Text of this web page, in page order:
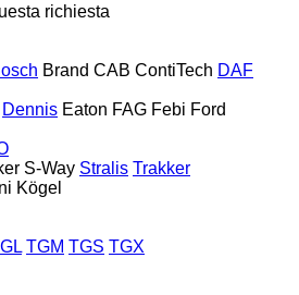
richiesta
Brand CAB ContiTech DAF
Dennis Eaton FAG Febi Ford
S-Way Stralis Trakker
Kögel
TGM TGS TGX